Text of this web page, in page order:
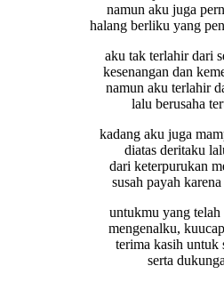
namun aku juga
halang berliku yang
aku tak terlahir dari
kesenangan dan
namun aku terlahir
lalu berusaha
kadang aku juga
diatas deritaku
dari keterpurukan
susah payah
untukmu yang telah
mengenalku,
terima kasih untuk
serta